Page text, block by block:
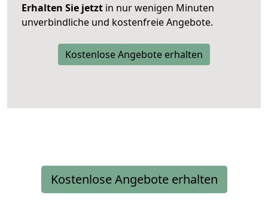
Erhalten Sie jetzt in nur wenigen Minuten
unverbindliche und kostenfreie Angebote.
Kostenlose Angebote erhalten
Kostenlose Angebote erhalten